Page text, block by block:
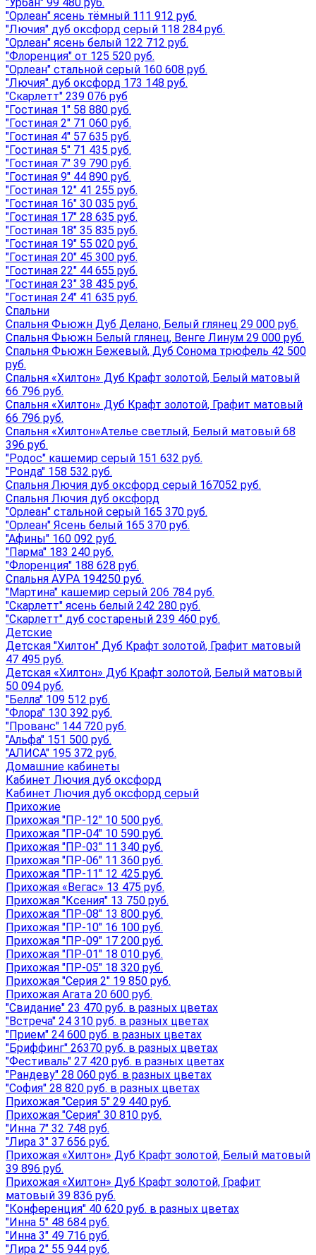
"Орлеан" ясень тёмный 111 912 руб.
"Лючия" дуб оксфорд серый 118 284 руб.
"Орлеан" ясень белый 122 712 руб.
"Флоренция" от 125 520 руб.
"Орлеан" стальной серый 160 608 руб.
"Лючия" дуб оксфорд 173 148 руб.
"Скарлетт" 239 076 руб
"Гостиная 1" 58 880 руб.
"Гостиная 2" 71 060 руб.
"Гостиная 4" 57 635 руб.
"Гостиная 5" 71 435 руб.
"Гостиная 7" 39 790 руб.
"Гостиная 9" 44 890 руб.
"Гостиная 12" 41 255 руб.
"Гостиная 16" 30 035 руб.
"Гостиная 17" 28 635 руб.
"Гостиная 18" 35 835 руб.
"Гостиная 19" 55 020 руб.
"Гостиная 20" 45 300 руб.
"Гостиная 22" 44 655 руб.
"Гостиная 23" 38 435 руб.
"Гостиная 24" 41 635 руб.
Спальни
Спальня Фьюжн Дуб Делано, Белый глянец 29 000 руб.
Спальня Фьюжн Белый глянец, Венге Линум 29 000 руб.
Спальня Фьюжн Бежевый, Дуб Сонома трюфель 42 500
руб.
Спальня «Хилтон» Дуб Крафт золотой, Белый матовый
66 796 руб.
Спальня «Хилтон» Дуб Крафт золотой, Графит матовый
66 796 руб.
Спальня «Хилтон»Ателье светлый, Белый матовый 68
396 руб.
"Родос" кашемир серый 151 632 руб.
"Ронда" 158 532 руб.
Спальня Лючия дуб оксфорд серый 167052 руб.
Спальня Лючия дуб оксфорд
"Орлеан" стальной серый 165 370 руб.
"Орлеан" Ясень белый 165 370 руб.
"Афины" 160 092 руб.
"Парма" 183 240 руб.
"Флоренция" 188 628 руб.
Спальня АУРА 194250 руб.
"Мартина" кашемир серый 206 784 руб.
"Скарлетт" ясень белый 242 280 руб.
"Скарлетт" дуб состареный 239 460 руб.
Детские
Детская "Хилтон" Дуб Крафт золотой, Графит матовый
47 495 руб.
Детская «Хилтон» Дуб Крафт золотой, Белый матовый
50 094 руб.
"Белла" 109 512 руб.
"Флора" 130 392 руб.
"Прованс" 144 720 руб.
"Альфа" 151 500 руб.
"АЛИСА" 195 372 руб.
Домашние кабинеты
Кабинет Лючия дуб оксфорд
Кабинет Лючия дуб оксфорд серый
Прихожие
Прихожая "ПР-12" 10 500 руб.
Прихожая "ПР-04" 10 590 руб.
Прихожая "ПР-03" 11 340 руб.
Прихожая "ПР-06" 11 360 руб.
Прихожая "ПР-11" 12 425 руб.
Прихожая «Вегас» 13 475 руб.
Прихожая "Ксения" 13 750 руб.
Прихожая "ПР-08" 13 800 руб.
Прихожая "ПР-10" 16 100 руб.
Прихожая "ПР-09" 17 200 руб.
Прихожая "ПР-01" 18 010 руб.
Прихожая "ПР-05" 18 320 руб.
Прихожая "Серия 2" 19 850 руб.
Прихожая Агата 20 600 руб.
"Свидание" 23 470 руб. в разных цветах
"Встреча" 24 310 руб. в разных цветах
"Прием" 24 600 руб. в разных цветах
"Бриффинг" 26370 руб. в разных цветах
"Фестиваль" 27 420 руб. в разных цветах
"Рандеву" 28 060 руб. в разных цветах
"София" 28 820 руб. в разных цветах
Прихожая "Серия 5" 29 440 руб.
Прихожая "Серия" 30 810 руб.
"Инна 7" 32 748 руб.
"Лира 3" 37 656 руб.
Прихожая «Хилтон» Дуб Крафт золотой, Белый матовый
39 896 руб.
Прихожая «Хилтон» Дуб Крафт золотой, Графит
матовый 39 836 руб.
"Конференция" 40 620 руб. в разных цветах
"Инна 5" 48 684 руб.
"Инна 3" 49 716 руб.
"Лира 2" 55 944 руб.